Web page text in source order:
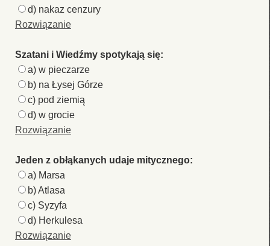
d) nakaz cenzury
Rozwiązanie
Szatani i Wiedźmy spotykają się:
a) w pieczarze
b) na Łysej Górze
c) pod ziemią
d) w grocie
Rozwiązanie
Jeden z obłąkanych udaje mitycznego:
a) Marsa
b) Atlasa
c) Syzyfa
d) Herkulesa
Rozwiązanie